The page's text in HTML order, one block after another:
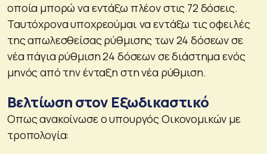
οποία μπορώ να εντάξω πλέον στις 72 δόσεις.
Ταυτόχρονα υποχρεούμαι να εντάξω τις οφειλές
της απωλεσθείσας ρύθμισης των 24 δόσεων σε
νέα πάγια ρύθμιση 24 δόσεων σε διάστημα ενός
μηνός από την ένταξη στη νέα ρύθμιση.
Βελτίωση στον Εξωδικαστικό
Οπως ανακοίνωσε ο υπουργός Οικονομικών με
τροπολογία: